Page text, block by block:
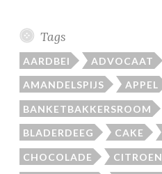
Tags
AARDBEI ADVOCAAT
AMANDELSPIJS APPEL
BANKETBAKKERSROOM
BLADERDEEG CAKE
CHOCOLADE CITROEN